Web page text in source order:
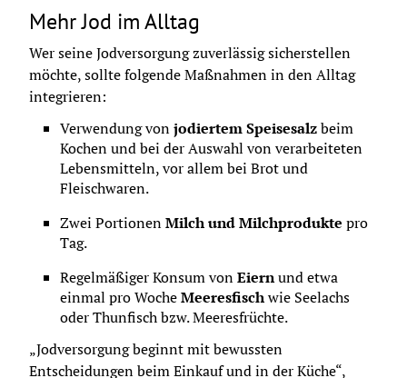
Mehr Jod im Alltag
Wer seine Jodversorgung zuverlässig sicherstellen
möchte, sollte folgende Maßnahmen in den Alltag
integrieren:
Verwendung von jodiertem Speisesalz beim
Kochen und bei der Auswahl von verarbeiteten
Lebensmitteln, vor allem bei Brot und
Fleischwaren.
Zwei Portionen Milch und Milchprodukte pro
Tag.
Regelmäßiger Konsum von Eiern und etwa
einmal pro Woche Meeresfisch wie Seelachs
oder Thunfisch bzw. Meeresfrüchte.
„Jodversorgung beginnt mit bewussten
Entscheidungen beim Einkauf und in der Küche“,